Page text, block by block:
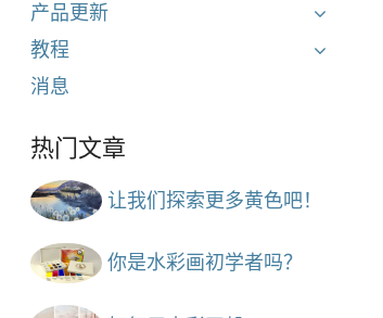
产品更新
教程
消息
热门文章
让我们探索更多黄色吧！
你是水彩画初学者吗？